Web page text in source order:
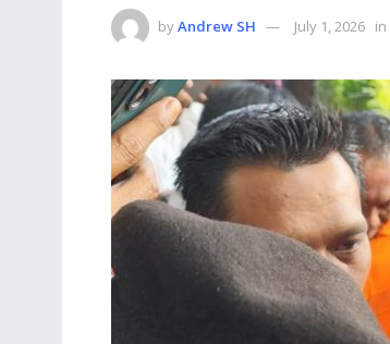
byAndrew SH July 1, 2026 in